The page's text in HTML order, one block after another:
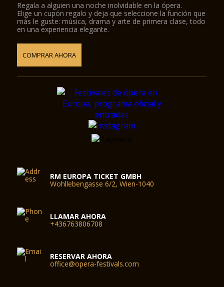
Regala a alguien una noche inolvidable en la ópera.
Elige un cupón regalo y deja que seleccione la función que
más le guste: música, drama y arte de primera clase, todo
en una experiencia elegante.
COMPRAR AHORA
RM EUROPA TICKET GMBH
Wohllebengasse 6/2, Wien-1040
LLAMAR AHORA
+436763806708
RESERVAR AHORA
office@opera-festivals.com